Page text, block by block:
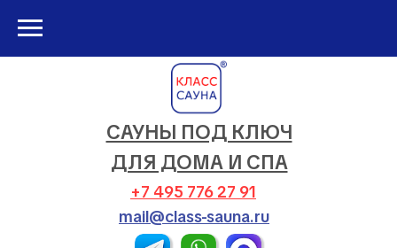
САУНЫ ПОД КЛЮЧ
ДЛЯ ДОМА И СПА
+7 495 776 27 91
mail@class-sauna.ru